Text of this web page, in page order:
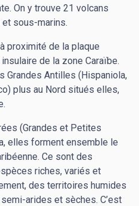
On y trouve 21 volcans
sous-marins.
proximité de la plaque
de la zone Caraïbe.
Grandes Antilles (Hispaniola,
plus au Nord situés elles,
(Grandes et Petites
elles forment ensemble le
Ce sont des
riches, variés et
des territoires humides
arides et sèches. C’est